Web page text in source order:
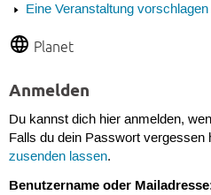
Eine Veranstaltung vorschlagen
Planet
Anmelden
Du kannst dich hier anmelden,
Falls du dein Passwort vergessen
zusenden lassen.
Benutzername oder